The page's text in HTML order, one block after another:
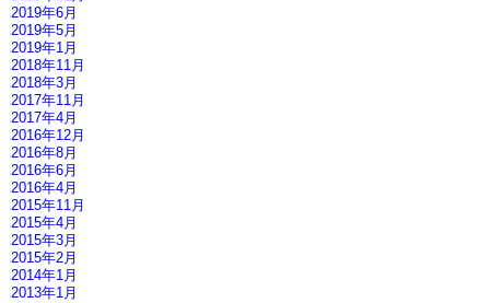
2019年6月
2019年5月
2019年1月
2018年11月
2018年3月
2017年11月
2017年4月
2016年12月
2016年8月
2016年6月
2016年4月
2015年11月
2015年4月
2015年3月
2015年2月
2014年1月
2013年1月